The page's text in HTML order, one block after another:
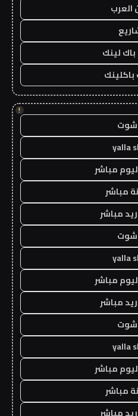
العرب
باك لينك
باكلينك
!
شوت
yalla
مباشر
مباشر
مباشر
شوت
yalla
مباشر
مباشر
شوت
yalla
مباشر
مباشر